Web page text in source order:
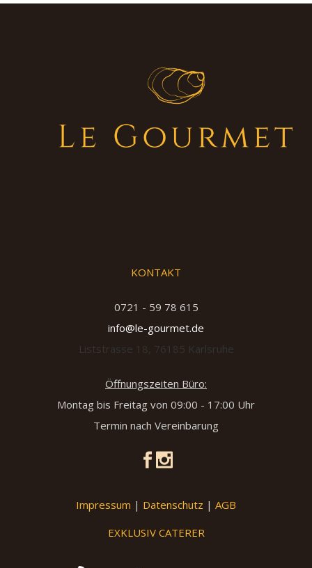
KONTAKT
0721 - 59 78 615
info@le-gourmet.de
Liststrasse 18, 76185 Karlsruhe
Öffnungszeiten Büro:
Montag bis Freitag von 09:00 - 17:00 Uhr
Termin nach Vereinbarung
Impressum | Datenschutz | AGB
EXKLUSIV CATERER